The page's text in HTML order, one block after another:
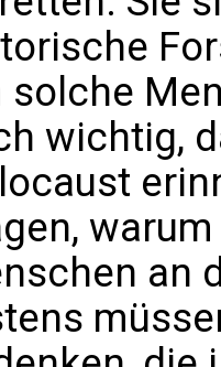
solche
wichtig,
an